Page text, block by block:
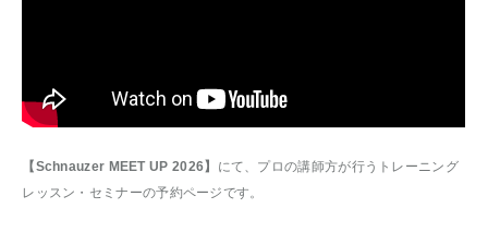
【Schnauzer MEET UP 2026】
にて、プロの講師方が行うトレーニング
レッスン・セミナーの予約ページです。